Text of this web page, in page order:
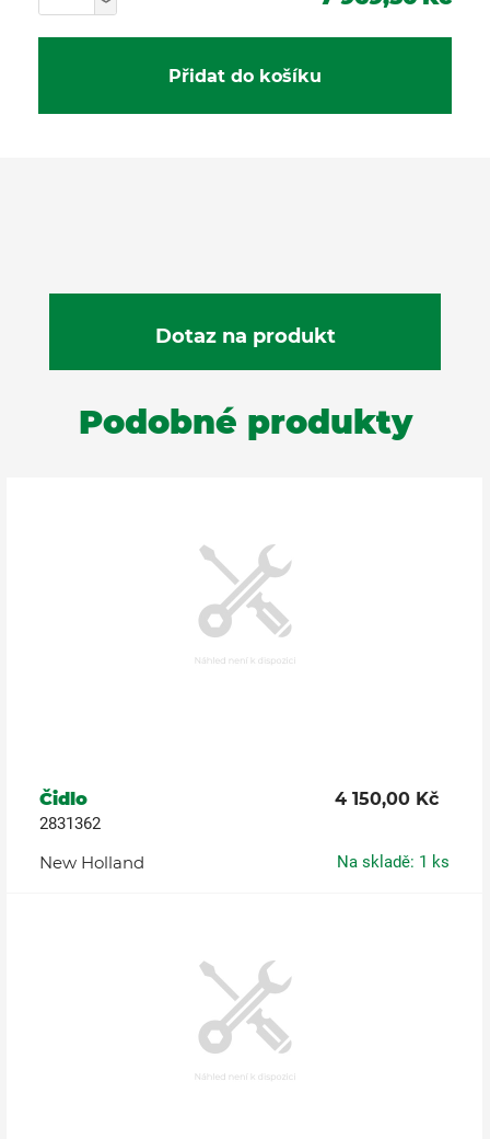
Přidat do košíku
Podobné produkty
Čidlo 4 150,00 Kč
2831362
New Holland Na skladě: 1 ks